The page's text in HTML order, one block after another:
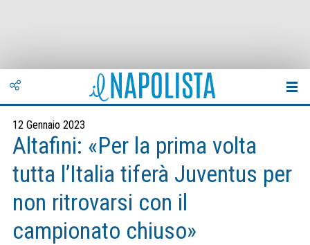
12 Gennaio 2023
Altafini: «Per la prima volta
tutta l’Italia tiferà Juventus per
non ritrovarsi con il
campionato chiuso»